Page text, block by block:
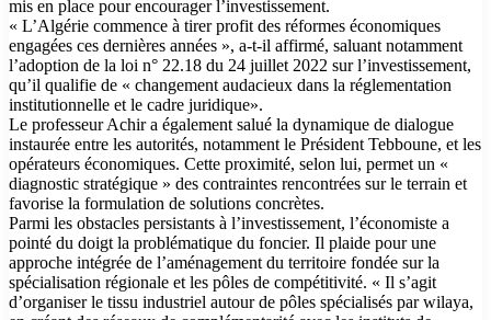
mis en place pour encourager l’investissement.
« L’Algérie commence à tirer profit des réformes économiques
engagées ces dernières années », a-t-il affirmé, saluant notamment
l’adoption de la loi n° 22.18 du 24 juillet 2022 sur l’investissement,
qu’il qualifie de « changement audacieux dans la réglementation
institutionnelle et le cadre juridique».
Le professeur Achir a également salué la dynamique de dialogue
instaurée entre les autorités, notamment le Président Tebboune, et les
opérateurs économiques. Cette proximité, selon lui, permet un «
diagnostic stratégique » des contraintes rencontrées sur le terrain et
favorise la formulation de solutions concrètes.
Parmi les obstacles persistants à l’investissement, l’économiste a
pointé du doigt la problématique du foncier. Il plaide pour une
approche intégrée de l’aménagement du territoire fondée sur la
spécialisation régionale et les pôles de compétitivité. « Il s’agit
d’organiser le tissu industriel autour de pôles spécialisés par wilaya,